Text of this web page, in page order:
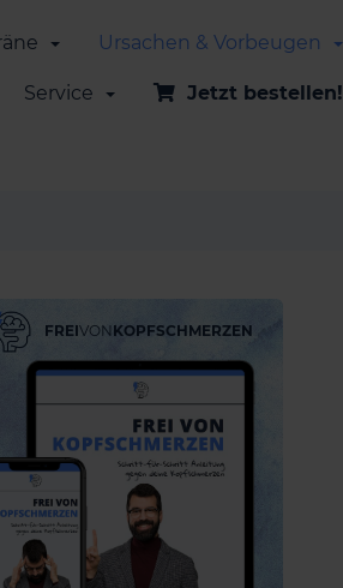
Ursachen & Vorbeugen
Service Jetzt bestellen!
FREIVON KOPFSCHMERZEN